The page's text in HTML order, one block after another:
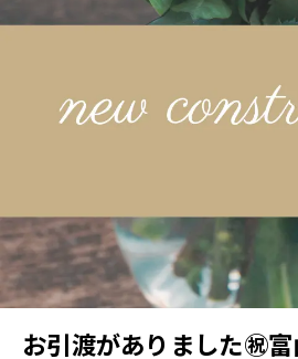
不動産物件
会社案内
会社概要
スタッフ紹介
お引渡がありました㊗